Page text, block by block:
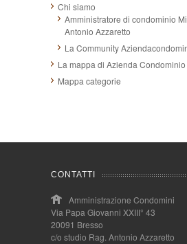
Chi siamo
Amministratore di condominio
Antonio Azzaretto
La Community
La mappa di Azienda Condominio
Mappa categorie
CONTATTI
Amministrazione Condomini
Via Papa Giovanni XXIII° 43
20091 Bresso
c/o studio Rag. Antonio Azzaretto